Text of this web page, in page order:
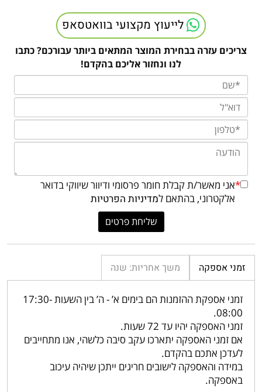
לייעוץ מקצועי בוואטסאפ
צריכים עזרה בבחירת המוצר המתאים ביותר עבורכם? כתבו
לנו ונחזור אליכם בהקדם!
*אני מאשר/ת קבלת חומר פרסומי ודיוור שיווקי בדואר
אלקטרוני, בהתאם למדיניות הפרטיות
זמני אספקה משך אחריות: שנה
זמני אספקת ההזמנות הם בימים א’ - ה’ בין השעות 17:30-
08:00.
זמני האספקה יהיו עד 72 שעות.
אם זמני האספקה יתארכו עקב סיבה כלשהי, אנו מתחייבים
לעדכן אתכם בהקדם.
במידה והאספקה לישובים חריגים ייתכן שיהיה עיכוב
באספקה.